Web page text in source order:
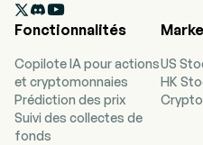

Fonctionnalités
Copilote IA pour actions
et cryptomonnaies
Prédiction des prix
Suivi des collectes de
fonds
US
HK
Crypto